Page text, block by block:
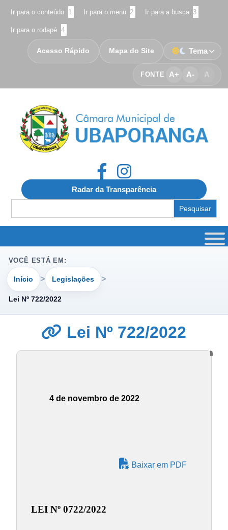
Ir para o conteúdo 1 Ir para o menu 2 Ir para a busca 3
Ir para o rodapé 4
FONTE A+ A- A
Acesso Rápido Mapa do Site Tema
Radar da Transparência
for:
VOCÊ ESTÁ EM:
Início Legislações
Lei Nº 722/2022
Lei Nº 722/2022
4 de novembro de 2022
Baixar em PDF
LEI Nº 0722/2022